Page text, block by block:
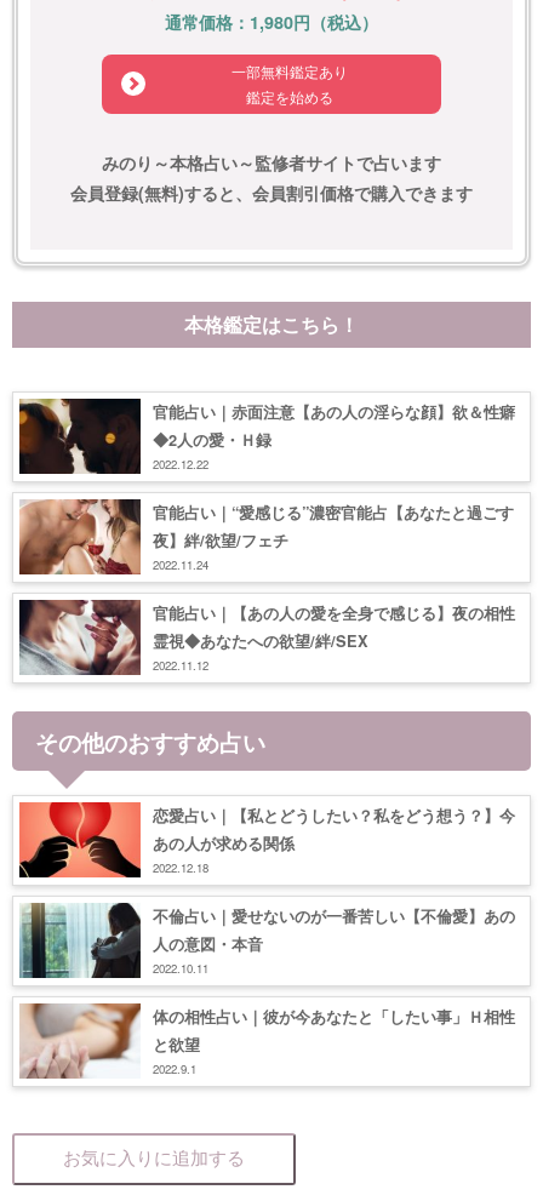
通常価格：1,980円（税込）
一部無料鑑定あり
鑑定を始める
みのり～本格占い～監修者サイトで占います
会員登録(無料)すると、会員割引価格で購入できます
本格鑑定はこちら！
官能占い｜赤面注意【あの人の淫らな顔】欲＆性癖
◆2人の愛・Ｈ録
2022.12.22
官能占い｜“愛感じる”濃密官能占【あなたと過ごす
夜】絆/欲望/フェチ
2022.11.24
官能占い｜【あの人の愛を全身で感じる】夜の相性
霊視◆あなたへの欲望/絆/SEX
2022.11.12
その他のおすすめ占い
恋愛占い｜【私とどうしたい？私をどう想う？】今
あの人が求める関係
2022.12.18
不倫占い｜愛せないのが一番苦しい【不倫愛】あの
人の意図・本音
2022.10.11
体の相性占い｜彼が今あなたと「したい事」Ｈ相性
と欲望
2022.9.1
お気に入りに追加する